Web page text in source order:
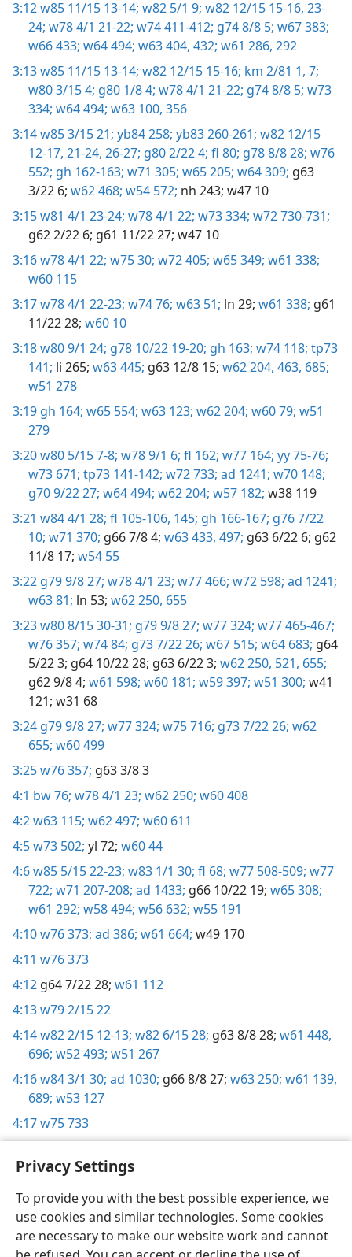
Privacy Settings
To provide you with the best possible experience, we
use cookies and similar technologies. Some cookies
are necessary to make our website work and cannot
3:12w85 11/15 13-14; w82 5/1 9; w82 12/15 15-16, 23-
24; w78 4/1 21-22; w74 411-412; g74 8/8 5; w67 383;
w66 433; w64 494; w63 404, 432; w61 286, 292
3:13w85 11/15 13-14; w82 12/15 15-16; km 2/81 1, 7;
w80 3/15 4; g80 1/8 4; w78 4/1 21-22; g74 8/8 5; w73
334; w64 494; w63 100, 356
3:14w85 3/15 21; yb84 258; yb83 260-261; w82 12/15
12-17, 21-24, 26-27; g80 2/22 4; fl 80; g78 8/8 28; w76
552; gh 162-163; w71 305; w65 205; w64 309; g63
3/22 6; w62 468; w54 572; nh 243; w47 10
3:15w81 4/1 23-24; w78 4/1 22; w73 334; w72 730-731;
g62 2/22 6; g61 11/22 27; w47 10
3:16w78 4/1 22; w75 30; w72 405; w65 349; w61 338;
w60 115
3:17w78 4/1 22-23; w74 76; w63 51; ln 29; w61 338; g61
11/22 28; w60 10
3:18w80 9/1 24; g78 10/22 19-20; gh 163; w74 118; tp73
141; li 265; w63 445; g63 12/8 15; w62 204, 463, 685;
w51 278
3:19 gh 164; w65 554; w63 123; w62 204; w60 79; w51
279
3:20w80 5/15 7-8; w78 9/1 6; fl 162; w77 164; yy 75-76;
w73 671; tp73 141-142; w72 733; ad 1241; w70 148;
g70 9/22 27; w64 494; w62 204; w57 182; w38 119
3:21 w84 4/1 28; fl 105-106, 145; gh 166-167; g76 7/22
10; w71 370; g66 7/8 4; w63 433, 497; g63 6/22 6; g62
11/8 17; w54 55
3:22 g79 9/8 27; w78 4/1 23; w77 466; w72 598; ad 1241;
w63 81; ln 53; w62 250, 655
3:23w80 8/15 30-31; g79 9/8 27; w77 324; w77 465-467;
w76 357; w74 84; g73 7/22 26; w67 515; w64 683; g64
5/22 3; g64 10/22 28; g63 6/22 3; w62 250, 521, 655;
g62 9/8 4; w61 598; w60 181; w59 397; w51 300; w41
121; w31 68
3:24 g79 9/8 27; w77 324; w75 716; g73 7/22 26; w62
655; w60 499
3:25w76 357; g63 3/8 3
4:1 bw 76; w78 4/1 23; w62 250; w60 408
4:2w63 115; w62 497; w60 611
4:5w73 502; yl 72; w60 44
4:6w85 5/15 22-23; w83 1/1 30; fl 68; w77 508-509; w77
722; w71 207-208; ad 1433; g66 10/22 19; w65 308;
w61 292; w58 494; w56 632; w55 191
4:10w76 373; ad 386; w61 664; w49 170
4:11 w76 373
4:12 g64 7/22 28; w61 112
4:13w79 2/15 22
4:14w82 2/15 12-13; w82 6/15 28; g63 8/8 28; w61 448,
696; w52 493; w51 267
4:16w84 3/1 30; ad 1030; g66 8/8 27; w63 250; w61 139,
689; w53 127
4:17w75 733
English Share Preferences
Copyright© 2026 Watch Tower Bible and Tract Society of Pennsylvania